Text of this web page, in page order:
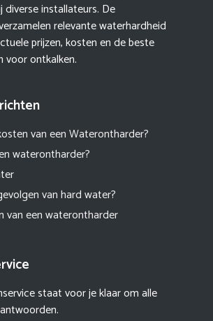
diverse installateurs. De
relevante waterhardheid
prijzen, kosten en de beste
voor ontkalken.
van een Waterontharder?
waterontharder?
van hard water?
van een waterontharder
staat voor je klaar om alle